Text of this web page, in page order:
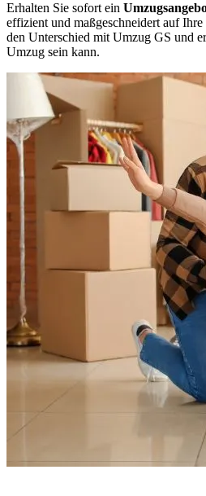
Erhalten Sie sofort ein
effizient und maßgeschneidert auf
den Unterschied mit Umzug GS und
Umzug sein kann.